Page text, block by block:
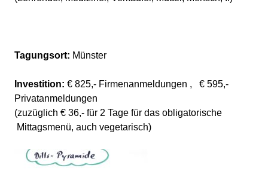
Tagungsort: Münster
Investition: € 825,- Firmenanmeldungen , € 595,-
Privatanmeldungen
(zuzüglich € 36,- für 2 Tage für das obligatorische
Mittagsmenü, auch vegetarisch)